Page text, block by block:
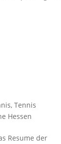
,Tennis
Hessen
Resume der